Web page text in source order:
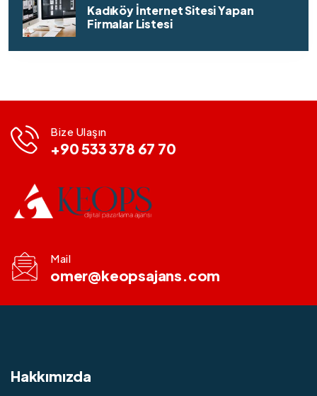
Kadıköy İnternet Sitesi Yapan
Firmalar Listesi
Bize Ulaşın
+90 533 378 67 70
Mail
omer@keopsajans.com
Hakkımızda